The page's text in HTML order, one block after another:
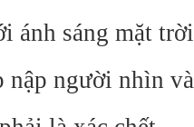
ánh sáng mặt trời
nập người nhìn